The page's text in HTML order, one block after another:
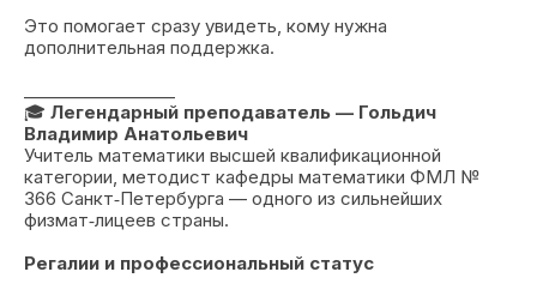
Это помогает сразу увидеть, кому нужна
дополнительная поддержка.
🎓 Легендарный преподаватель — Гольдич
Владимир Анатольевич
Учитель математики высшей квалификационной
категории, методист кафедры математики ФМЛ №
366 Санкт‑Петербурга — одного из сильнейших
физмат‑лицеев страны.
Регалии и профессиональный статус